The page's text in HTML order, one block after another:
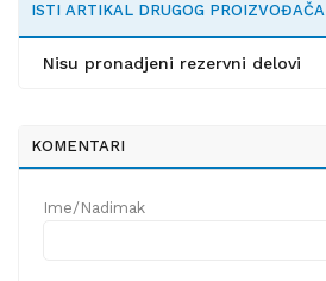
ISTI ARTIKAL DRUGOG PROIZVOĐAČA
Nisu pronadjeni rezervni delovi
KOMENTARI
Ime/Nadimak